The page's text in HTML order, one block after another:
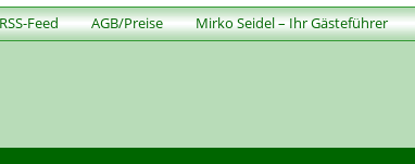
RSS-Feed AGB/Preise Mirko Seidel – Ihr Gästeführer